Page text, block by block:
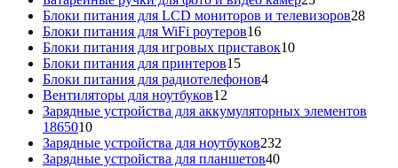
товаров
Блоки питания для LCD мониторов и телевизоров2828
Блоки питания для WiFi роутеров1616
товаров
Блоки питания для игровых приставок1010
Блоки питания для принтеров1515
товаров
Блоки питания для радиотелефонов44
Вентиляторы для ноутбуков12
товаров
Зарядные устройства для аккумуляторных элементов
186501010
товаров
Зарядные устройства для ноутбуков232
Зарядные устройства для планшетов4040